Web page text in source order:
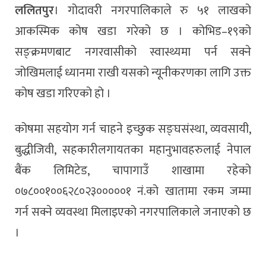
ललितपुर। गोदावरी नगरपालिकाले रु ५१ लाखको
आकस्मिक कोष खडा गरेको छ । कोभिड–१९को
सङ्क्रमणबाट नगरवासीको स्वास्थ्यमा पर्न सक्ने
जोखिमलाई ध्यानमा राखी यसको न्यूनीकरणका लागि उक्त
कोष खडा गरिएको हो ।
कोषमा सहयोग गर्न चाहने इच्छुक सङ्घसंस्था, व्यवसायी,
बुद्धीजिवी, सहकारीलगायतका महानुभावहरुलाई नेपाल
बैंक लिमिटेड, चापागाउँ शाखामा रहेको
०७८००१००६२८०२३०००००१ नं.को खातामा रकम जम्मा
गर्न सक्ने व्यवस्था मिलाइएको नगरपालिकाले जनाएको छ
।